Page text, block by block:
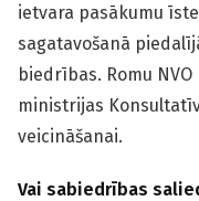
ietvara pasākumu
sagatavošanā
biedrības. Romu
ministrijas
veicināšanai.
Vai sabiedrības